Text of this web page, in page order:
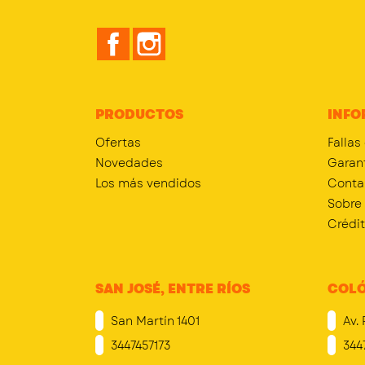
Facebook
PRODUCTOS
Ofertas
Novedades
Los más vendidos
SAN JOSÉ, ENTRE RÍOS
San Martín 1401
3447457173
Av.